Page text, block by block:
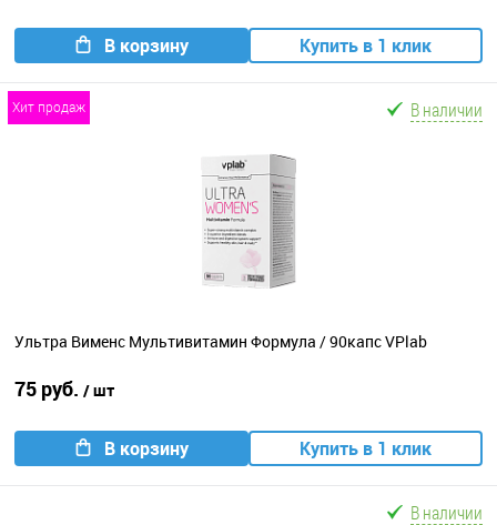
В корзину Купить в 1 клик
хит продаж В наличии
Ультра Вименс Мультивитамин Формула / 90капс VPlab
75 руб. / шт
В корзину Купить в 1 клик
В наличии